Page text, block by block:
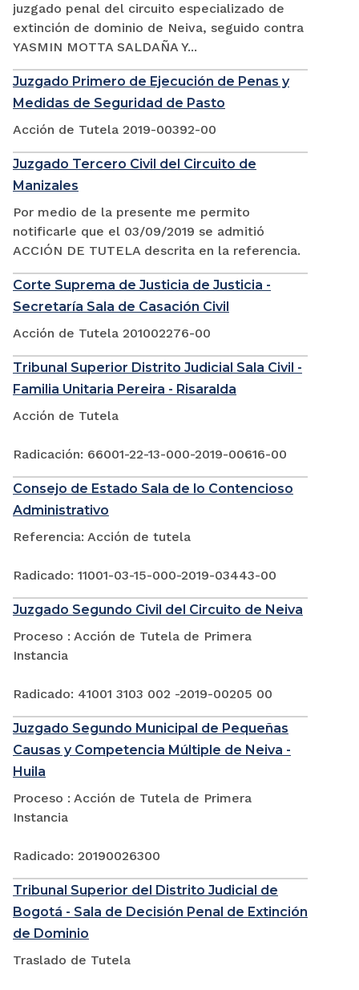
juzgado penal del circuito especializado de
extinción de dominio de Neiva, seguido contra
YASMIN MOTTA SALDAÑA Y...
Juzgado Primero de Ejecución de Penas y
Medidas de Seguridad de Pasto
Acción de Tutela 2019-00392-00
Juzgado Tercero Civil del Circuito de
Manizales
Por medio de la presente me permito
notificarle que el 03/09/2019 se admitió
ACCIÓN DE TUTELA descrita en la referencia.
Corte Suprema de Justicia de Justicia -
Secretaría Sala de Casación Civil
Acción de Tutela 201002276-00
Tribunal Superior Distrito Judicial Sala Civil -
Familia Unitaria Pereira - Risaralda
Acción de Tutela
Radicación: 66001-22-13-000-2019-00616-00
Consejo de Estado Sala de lo Contencioso
Administrativo
Referencia: Acción de tutela
Radicado: 11001-03-15-000-2019-03443-00
Juzgado Segundo Civil del Circuito de Neiva
Proceso : Acción de Tutela de Primera
Instancia
Radicado: 41001 3103 002 -2019-00205 00
Juzgado Segundo Municipal de Pequeñas
Causas y Competencia Múltiple de Neiva -
Huila
Proceso : Acción de Tutela de Primera
Instancia
Radicado: 20190026300
Tribunal Superior del Distrito Judicial de
Bogotá - Sala de Decisión Penal de Extinción
de Dominio
Traslado de Tutela